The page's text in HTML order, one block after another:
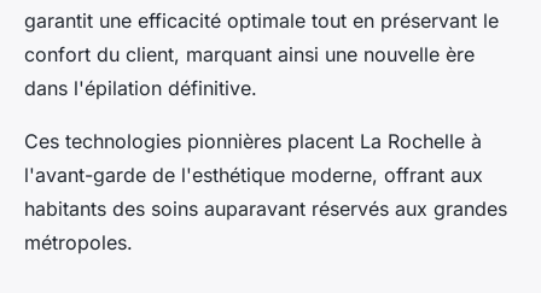
garantit une efficacité optimale tout en préservant le
confort du client, marquant ainsi une nouvelle ère
dans l'épilation définitive.
Ces technologies pionnières placent La Rochelle à
l'avant-garde de l'esthétique moderne, offrant aux
habitants des soins auparavant réservés aux grandes
métropoles.